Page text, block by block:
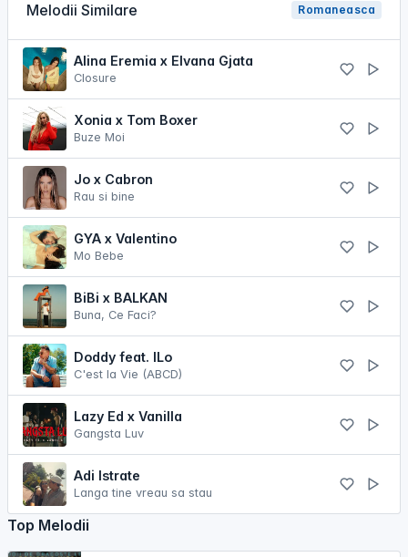
Melodii Similare Romaneasca
Alina Eremia x Elvana Gjata
Closure
Xonia x Tom Boxer
Buze Moi
Jo x Cabron
Rau si bine
GYA x Valentino
Mo Bebe
BiBi x BALKAN
Buna, Ce Faci?
Doddy feat. ​⁠ILo
C'est la Vie (ABCD)
Lazy Ed x Vanilla
Gangsta Luv
Adi Istrate
Langa tine vreau sa stau
Top Melodii